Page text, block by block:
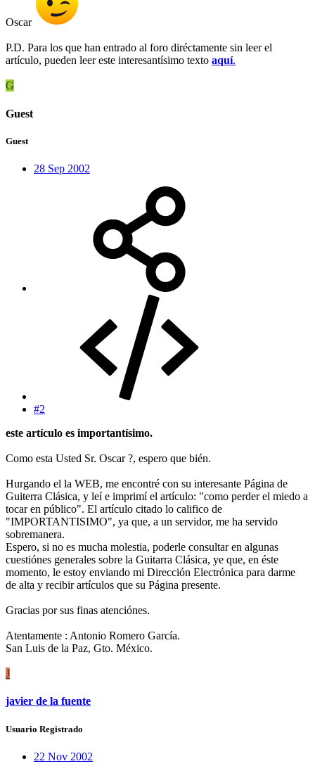
Oscar
P.D. Para los que han entrado al foro diréctamente sin leer el
artículo, pueden leer este interesantísimo texto aquí.
G
Guest
Guest
28 Sep 2002
#2
este artículo es importantísimo.
Como esta Usted Sr. Oscar ?, espero que bién.
Hurgando el la WEB, me encontré con su interesante Página de
Guiterra Clásica, y leí e imprimí el artículo: "como perder el miedo a
tocar en público". El artículo citado lo califico de
"IMPORTANTISIMO", ya que, a un servidor, me ha servido
sobremanera.
Espero, si no es mucha molestia, poderle consultar en algunas
cuestiónes generales sobre la Guitarra Clásica, ye que, en éste
momento, le estoy enviando mi Dirección Electrónica para darme
de alta y recibir artículos que su Página presente.
Gracias por sus finas atenciónes.
Atentamente : Antonio Romero García.
San Luis de la Paz, Gto. México.
J
javier de la fuente
Usuario Registrado
22 Nov 2002